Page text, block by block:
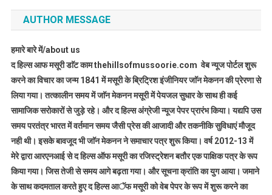
AUTHOR MESSAGE
हमारे बारे में/about us
द हिल्स आफ मसूरी डाॅट काम thehillsofmussoorie.com वेब न्यूज पोर्टल शुरू
करने का विचार का जन्म 1841 में मसूरी के ब्रिट्रिश इंजीनियर जाॅन मेकनन की प्रेरणा से
लिया गया। तत्कालीन समय में जाॅन मेकनन मसूरी में पेयजल सुधार के साथ ही कई
सामाजिक सरोकारों से जुड़े रहे। और द हिल्स अंग्रेजी न्यूज पेपर प्रारंभ किया। यद्यपि उस
समय परतंत्र भारत में वर्तमान समय जैसी प्रेस की आजादी और तकनीकि सुविधाएं मौजूद
नही थी। इसके बावजूद भी जाॅन मेकनन ने समाचार पत्र शुरू किया। वर्ष 2012-13 में
मेरे द्वारा आरएनआई से द हिल्स ऑफ मसूरी का रजिस्ट्रेशन बतौर एक पाक्षिक पत्र के रूप
किया गया। जिस तेजी से समय आगे बढ़ता गया। और सूचना क्रांति का युग आया। जमाने
के साथ कदमताल करते हुए द हिल्स आॅफ मसूरी को वेब पेपर के रूप में शुरू करने का